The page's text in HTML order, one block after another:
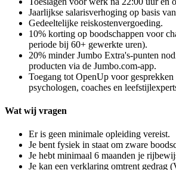
Jaarlijkse salarisverhoging op basis
Gedeeltelijke reiskostenvergoeding.
10% korting op boodschappen voor
periode bij 60+ gewerkte uren).
20% minder Jumbo Extra's-punten
producten via de Jumbo.com-app.
Toegang tot OpenUp voor gesprekken
psychologen, coaches en
Wat wij vragen
Er is geen minimale opleiding vereist.
Je bent fysiek in staat om zware
Je hebt minimaal 6 maanden je
Je kan een verklaring omtrent gedrag